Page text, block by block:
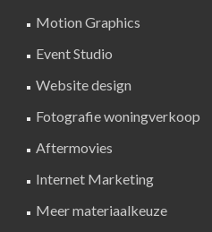
Motion Graphics
Event Studio
Website design
Fotografie woningverkoop
Aftermovies
Internet Marketing
Meer materiaalkeuze